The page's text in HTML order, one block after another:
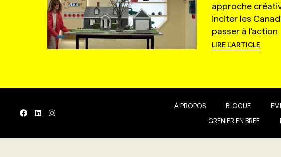
approche
inciter les
passer à l'action
LIRE L'ARTICLE
À PROPOS BLOGUE
GRENIER EN BREF